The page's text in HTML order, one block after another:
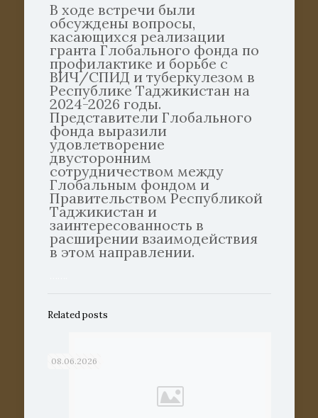
В ходе встречи были
обсуждены вопросы,
касающихся реализации
гранта Глобального фонда по
профилактике и борьбе с
ВИЧ/СПИД и туберкулезом в
Республике Таджикистан на
2024-2026 годы.
Представители Глобального
фонда выразили
удовлетворение
двусторонним
сотрудничеством между
Глобальным фондом и
Правительством Республикой
Таджикистан и
заинтересованность в
расширении взаимодействия
в этом направлении.
Related posts
08.06.2026